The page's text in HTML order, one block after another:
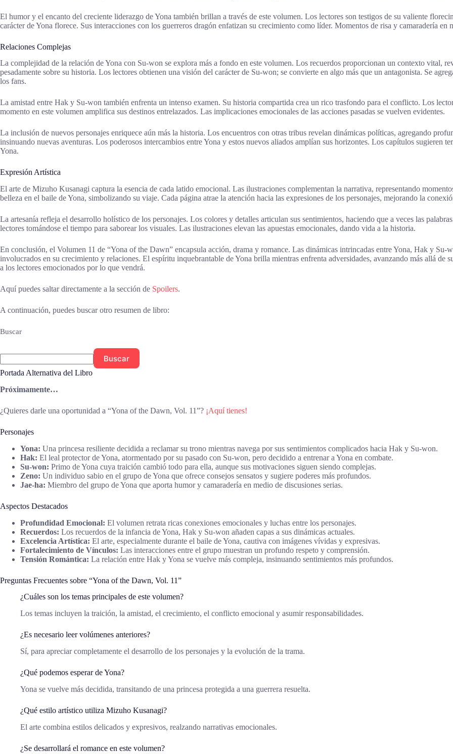
El humor y el encanto del creciente liderazgo de Yona también brillan a través de este volumen. Los lectores son testigos de su valiente
carácter de Yona florece. Sus interacciones con los guerreros dragón enfatizan su crecimiento como líder. Momentos de risa y camaradería en
Relaciones Complejas
La complejidad de la relación de Yona con Su-won se explora más a fondo en este volumen. Los recuerdos proporcionan un contexto vital,
pesadamente sobre su historia. Los lectores obtienen una visión del carácter de Su-won; se convierte en algo más que un antagonista. Se
los fans.
La amistad entre Hak y Su-won también enfrenta un intenso examen. Su historia compartida crea un rico trasfondo para el conflicto. Los
momento en este volumen amplifica sus destinos entrelazados. Las implicaciones emocionales de las acciones pasadas se vuelven evidentes.
La inclusión de nuevos personajes enriquece aún más la historia. Los encuentros con otras tribus revelan dinámicas políticas, agregando
insinuando nuevas aventuras. Los poderosos intercambios entre Yona y estos nuevos aliados amplían sus horizontes. Los capítulos sugieren
Yona.
Expresión Artística
El arte de Mizuho Kusanagi captura la esencia de cada latido emocional. Las ilustraciones complementan la narrativa, representando
belleza en el baile de Yona, simbolizando su viaje. Cada página atrae la atención hacia las expresiones de los personajes, mejorando la
La artesanía refleja el desarrollo holístico de los personajes. Los colores y detalles articulan sus sentimientos, haciendo que a veces las
lectores tomándose el tiempo para saborear los visuales. Las ilustraciones elevan las apuestas emocionales, dando vida a la historia.
En conclusión, el Volumen 11 de “Yona of the Dawn” encapsula acción, drama y romance. Las dinámicas intrincadas entre Yona, Hak y Su-
involucrados en su crecimiento y relaciones. El espíritu inquebrantable de Yona brilla mientras enfrenta adversidades, avanzando más allá
a los lectores emocionados por lo que vendrá.
Aquí puedes saltar directamente a la sección de Spoilers.
A continuación, puedes buscar otro resumen de libro:
Buscar
Buscar
Portada Alternativa del Libro
Próximamente…
¿Quieres darle una oportunidad a “Yona of the Dawn, Vol. 11”? ¡Aquí tienes!
Personajes
Yona: Una princesa resiliente decidida a reclamar su trono mientras navega por sus sentimientos complicados hacia Hak y Su-won.
Hak: El leal protector de Yona, atormentado por su pasado con Su-won, pero decidido a entrenar a Yona en combate.
Su-won: Primo de Yona cuya traición cambió todo para ella, aunque sus motivaciones siguen siendo complejas.
Zeno: Un individuo sabio en el grupo de Yona que ofrece consejos sensatos y sugiere poderes más profundos.
Jae-ha: Miembro del grupo de Yona que aporta humor y camaradería en medio de discusiones serias.
Aspectos Destacados
Profundidad Emocional: El volumen retrata ricas conexiones emocionales y luchas entre los personajes.
Recuerdos: Los recuerdos de la infancia de Yona, Hak y Su-won añaden capas a sus dinámicas actuales.
Excelencia Artística: El arte, especialmente durante el baile de Yona, cautiva con imágenes vívidas y expresivas.
Fortalecimiento de Vínculos: Las interacciones entre el grupo muestran un profundo respeto y comprensión.
Tensión Romántica: La relación entre Hak y Yona se vuelve más compleja, insinuando sentimientos más profundos.
Preguntas Frecuentes sobre “Yona of the Dawn, Vol. 11”
¿Cuáles son los temas principales de este volumen?
Los temas incluyen la traición, la amistad, el crecimiento, el conflicto emocional y asumir responsabilidades.
¿Es necesario leer volúmenes anteriores?
Sí, para apreciar completamente el desarrollo de los personajes y la evolución de la trama.
¿Qué podemos esperar de Yona?
Yona se vuelve más decidida, transitando de una princesa protegida a una guerrera resuelta.
¿Qué estilo artístico utiliza Mizuho Kusanagi?
El arte combina estilos delicados y expresivos, realzando narrativas emocionales.
¿Se desarrollará el romance en este volumen?